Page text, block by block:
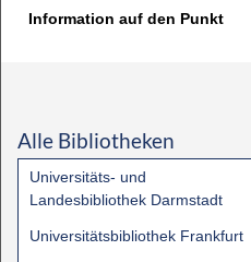
Information auf den Punkt
Alle Bibliotheken
Universitäts- und
Landesbibliothek Darmstadt
Universitätsbibliothek Frankfurt